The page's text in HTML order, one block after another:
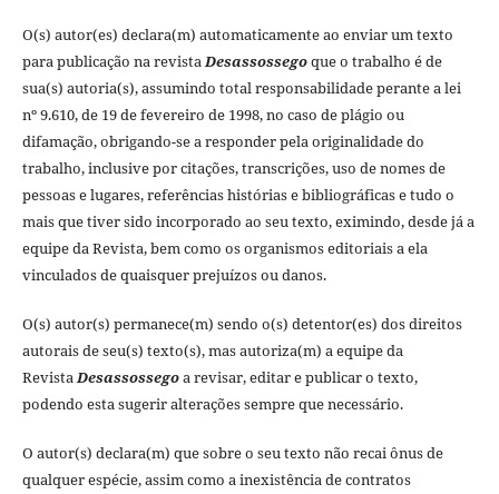
O(s) autor(es) declara(m) automaticamente ao enviar um texto
para publicação na revista Desassossegoque o trabalho é de
sua(s) autoria(s), assumindo total responsabilidade perante a lei
nº 9.610, de 19 de fevereiro de 1998, no caso de plágio ou
difamação, obrigando-se a responder pela originalidade do
trabalho, inclusive por citações, transcrições, uso de nomes de
pessoas e lugares, referências histórias e bibliográficas e tudo o
mais que tiver sido incorporado ao seu texto, eximindo, desde já a
equipe da Revista, bem como os organismos editoriais a ela
vinculados de quaisquer prejuízos ou danos.
O(s) autor(s) permanece(m) sendo o(s) detentor(es) dos direitos
autorais de seu(s) texto(s), mas autoriza(m) a equipe da
RevistaDesassossegoa revisar, editar e publicar o texto,
podendo esta sugerir alterações sempre que necessário.
O autor(s) declara(m) que sobre o seu texto não recai ônus de
qualquer espécie, assim como a inexistência de contratos